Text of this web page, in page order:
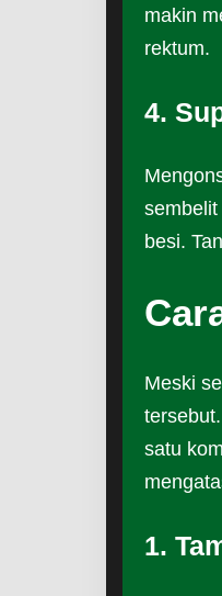
makin
rektum.
4.
besi.
Meski
satu
1.